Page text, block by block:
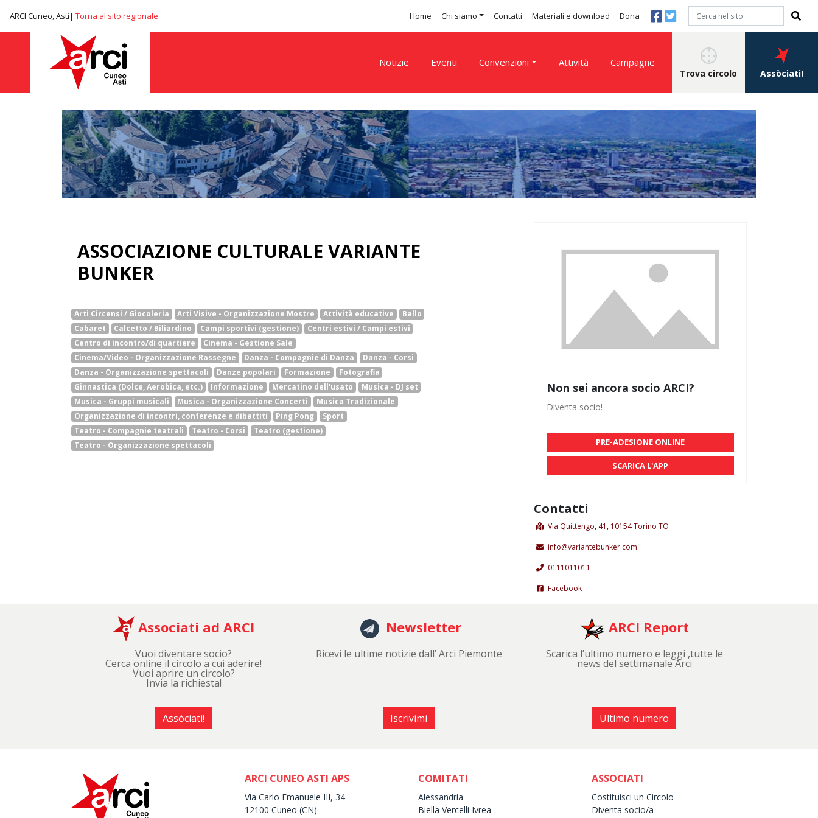
ARCI Cuneo, Asti| Torna al sito regionale Home Chi siamo Contatti Materiali e download Dona
Notizie Eventi Convenzioni Attività Campagne
Trova circolo Assòciati!
ASSOCIAZIONE CULTURALE VARIANTE
BUNKER
Arti Circensi / Giocoleria Arti Visive - Organizzazione Mostre Attività educative
Ballo
Cabaret
Calcetto / Biliardino Campi sportivi (gestione)
Centri estivi / Campi estivi
Centro di incontro/di quartiere
Cinema - Gestione Sale
Cinema/Video - Organizzazione Rassegne
Danza - Compagnie di Danza
Danza - Corsi
Danza - Organizzazione spettacoli
Danze popolari Formazione
Fotografia
Ginnastica (Dolce, Aerobica, etc.)
Informazione Mercatino dell'usato
Musica - DJ set
Musica - Gruppi musicali
Musica - Organizzazione Concerti
Musica Tradizionale
Organizzazione di incontri, conferenze e dibattiti
Ping Pong
Sport
Teatro - Compagnie teatrali
Teatro - Corsi
Teatro (gestione)
Teatro - Organizzazione spettacoli
Non sei ancora socio ARCI?
Diventa socio!
PRE-ADESIONE ONLINE
SCARICA L'APP
Contatti
Via Quittengo, 41, 10154 Torino TO
info@variantebunker.com
0111011011
Facebook
Associati ad ARCI
Vuoi diventare socio?
Cerca online il circolo a cui aderire!
Vuoi aprire un circolo?
Invia la richiesta!
Assòciati!
Newsletter
Ricevi le ultime notizie dall’ Arci Piemonte
Iscrivimi
ARCI Report
Scarica l’ultimo numero e leggi ,tutte le
news del settimanale Arci
Ultimo numero
ARCI CUNEO ASTI APS
Via Carlo Emanuele III, 34
12100 Cuneo (CN)
COMITATI
Alessandria
Biella Vercelli Ivrea
ASSOCIATI
Costituisci un Circolo
Diventa socio/a